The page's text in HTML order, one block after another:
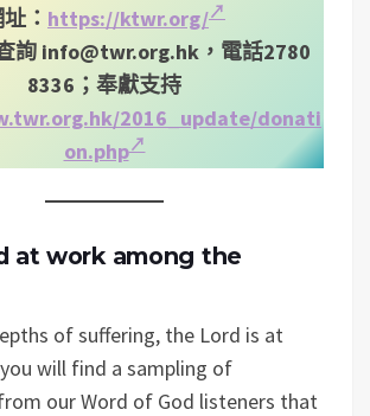
： https://ktwr.org/
詢 info@twr.org.hk ，電話2780
8336；奉獻支持
2016_update/donati
on.php
at work among the
of suffering, the Lord is at
will find a sampling of
our Word of God listeners that